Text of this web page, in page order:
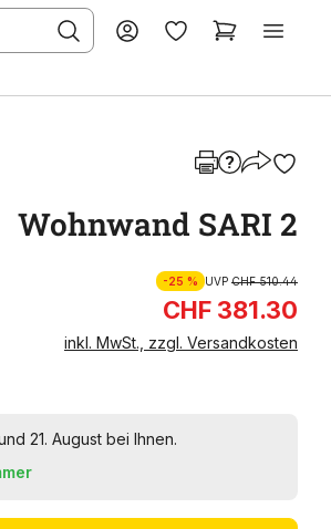
Wohnwand SARI 2
-25 % UVP CHF 510.44
CHF 381.30
inkl. MwSt., zzgl. Versandkosten
21. August bei Ihnen.